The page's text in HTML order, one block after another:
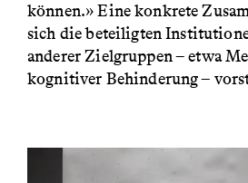
können.» Eine konkrete
sich die beteiligten
anderer Zielgruppen – etwa
kognitiver Behinderung –